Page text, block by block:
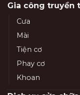
Gia công truyền
Cưa
Mài
Tiện cơ
Phay cơ
Khoan